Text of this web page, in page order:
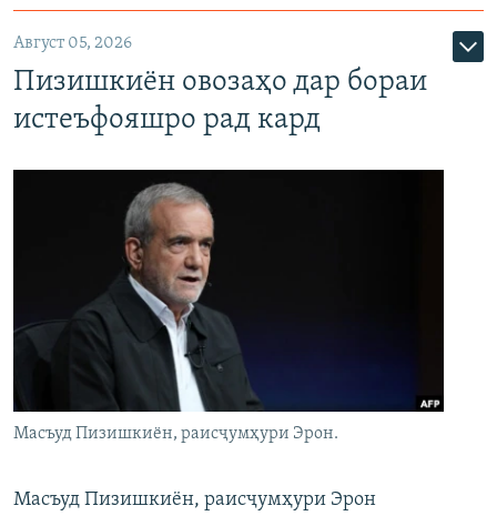
Август 05, 2026
Пизишкиён овозаҳо дар бораи
истеъфояшро рад кард
Масъуд Пизишкиён, раисҷумҳури Эрон.
Масъуд Пизишкиён, раисҷумҳури Эрон